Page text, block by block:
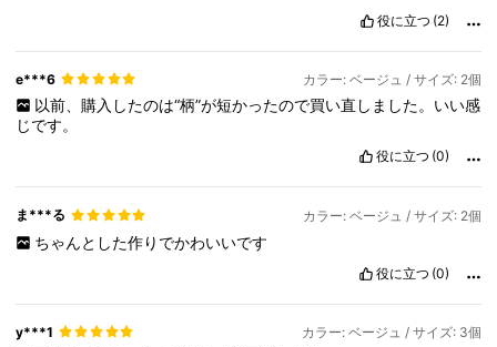
役に立つ (2)
e***6 カラー: ベージュ / サイズ: 2個
以前、購入したのは“柄”が短かったので買い直しました。いい感
じです。
役に立つ (0)
ま***る カラー: ベージュ / サイズ: 2個
ちゃんとした作りでかわいいです
役に立つ (0)
y***1 カラー: ベージュ / サイズ: 3個